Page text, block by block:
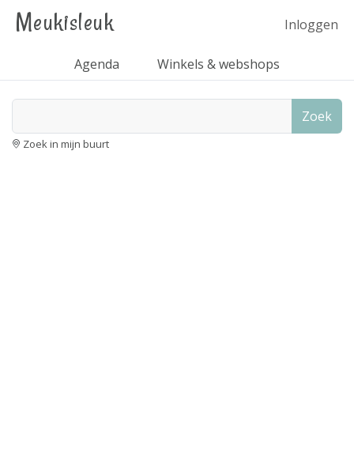
Meukisleuk Inloggen
Agenda Winkels & webshops
Zoek
Zoek in mijn buurt